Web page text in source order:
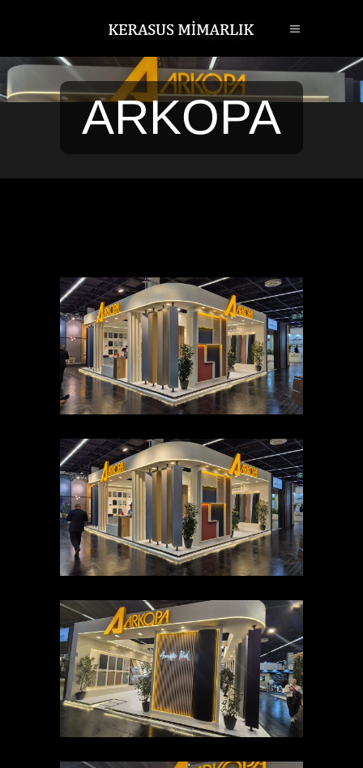
ARKOPA